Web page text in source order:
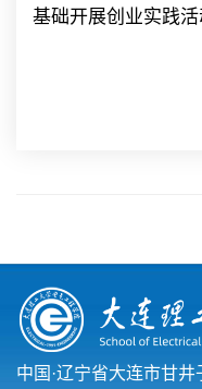
基础开展创业实践活
中国·辽宁省大连市甘